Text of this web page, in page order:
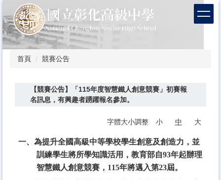
到
主
要
內
首頁 競賽公告
【競賽公告】「115年度智慧鐵人創意競賽」初賽報
名訊息，有興趣者踴躍報名參加。
字體大小調整 小 中 大
一、為提升全國高級中等學校學生創意及創造力，並
訓練學生將所學知識活用，教育部自93年起辦理
智慧鐵人創意競賽，115年將邁入第23屆。